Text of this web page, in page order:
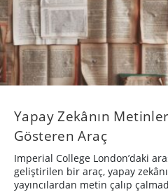
Yapay Zekânın
Gösteren Araç
Imperial College London’daki
geliştirilen bir araç, yapay
yayıncılardan metin çalıp